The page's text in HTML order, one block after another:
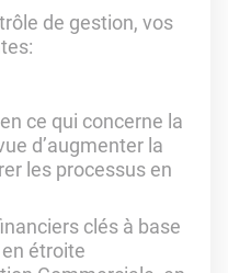
de gestion, vos
ce qui concerne la
d’augmenter la
les processus en
clés à base
étroite